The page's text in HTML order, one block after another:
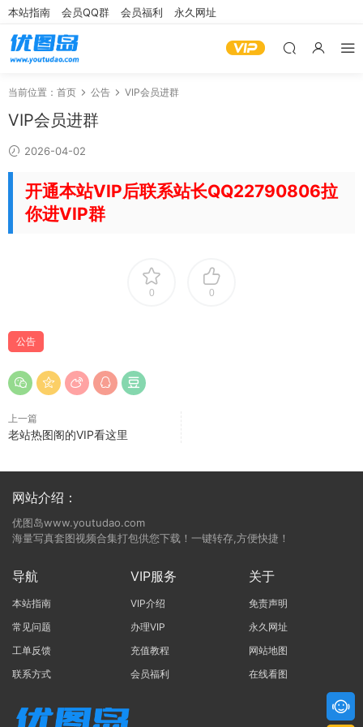
本站指南 会员QQ群 会员福利 永久网址
当前位置： 首页 公告 VIP会员进群
VIP会员进群
2026-04-02
开通本站VIP后联系站长QQ22790806拉
你进VIP群
0 0
公告
上一篇
老站热图阁的VIP看这里
网站介绍：
优图岛www.youtudao.com
海量写真套图视频合集打包供您下载！一键转存,方便快捷！
导航
本站指南
常见问题
工单反馈
联系方式
VIP服务
VIP介绍
办理VIP
充值教程
会员福利
关于
免责声明
永久网址
网站地图
在线看图